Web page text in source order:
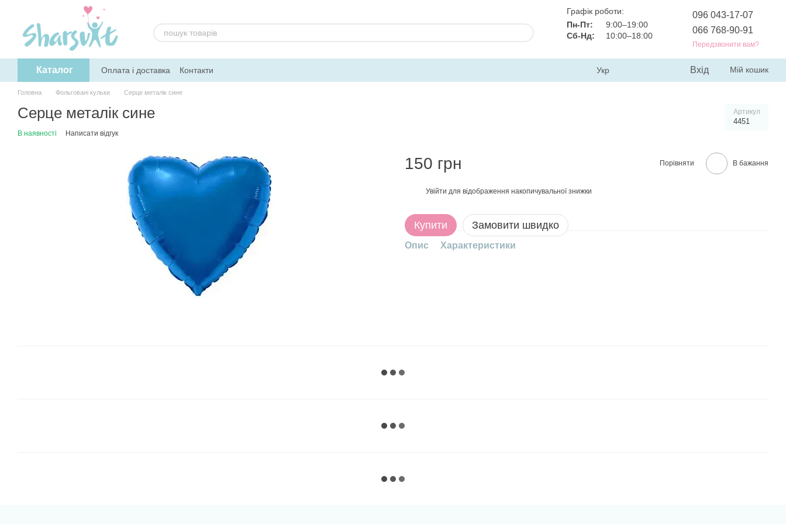
Перейти до основного контенту
Графік роботи:
Пн-Пт:
9:00–19:00
Сб-Нд:
10:00–18:00
096 043-17-07
066 768-90-91
Передзвонити вам?
Каталог Оплата і доставка Контакти Укр Вхід Мій кошик
Головна Фольговані кульки Серце металік сине
Серце металік сине Артикул
4451
В наявності Написати відгук
150 грн Порівняти В бажання
Увійти для відображення накопичувальної знижки
Купити Замовити швидко
Опис Характеристики